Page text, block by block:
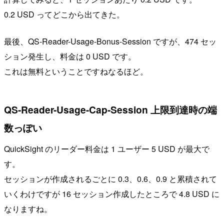
0.2 USD ってどこから出てきた。
最後、QS-Reader-Usage-Bonus-Session ですが、474 セッ
ション発生し、料金は 0 USD です。
これは無料ということですねなるほど。
QS-Reader-Usage-Cap-Session 上限到達時の端
数っぽい
QuickSight のリーダー料金は 1 ユーザー 5 USD が最大で
す。
セッションが作成されるごとに 0.3、0.6、0.9 と累積されて
いくわけですが 16 セッション作成したところで 4.8 USD に
なりますね。